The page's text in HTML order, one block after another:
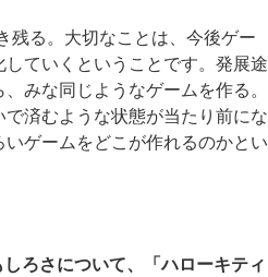
る。大切なことは、今後ゲー
ていくということです。発展途
みな同じようなゲームを作る。
済むような状態が当たり前にな
ゲームをどこが作れるのかとい
ろさについて、「ハローキティ